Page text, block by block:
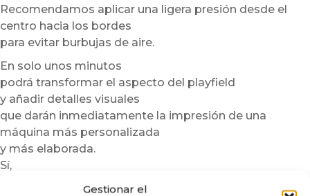
Gestionar el
Recomendamos aplicar una ligera presión desde el
centro hacia los bordes
para evitar burbujas de aire.
En solo unos minutos
podrá transformar el aspecto del playfield
y añadir detalles visuales
que darán inmediatamente la impresión de una
máquina más personalizada
y más elaborada.
Sí,